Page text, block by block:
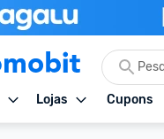
Lojas Cupons